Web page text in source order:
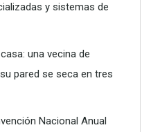
y sistemas de
una vecina de
pared se seca en tres
Nacional Anual